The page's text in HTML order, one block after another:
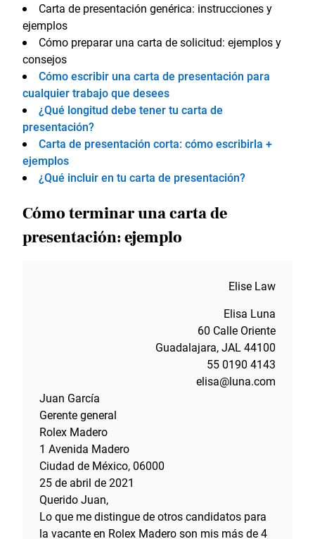
Carta de presentación genérica: instrucciones y
ejemplos
Cómo preparar una carta de solicitud: ejemplos y
consejos
Cómo escribir una carta de presentación para
cualquier trabajo que desees
¿Qué longitud debe tener tu carta de
presentación?
Carta de presentación corta: cómo escribirla +
ejemplos
¿Qué incluir en tu carta de presentación?
Cómo terminar una carta de
presentación: ejemplo
Elise Law
Elisa Luna
60 Calle Oriente
Guadalajara, JAL 44100
55 0190 4143
elisa@luna.com
Juan García
Gerente general
Rolex Madero
1 Avenida Madero
Ciudad de México, 06000
25 de abril de 2021
Querido Juan,
Lo que me distingue de otros candidatos para
la vacante en Rolex Madero son mis más de 4